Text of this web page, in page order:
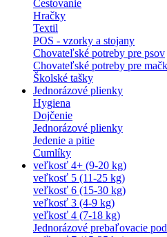
Cestovanie
Hračky
Textil
POS - vzorky a stojany
Chovateľské potreby pre psov
Chovateľské potreby pre
Školské tašky
Jednorázové plienky
Hygiena
Dojčenie
Jednorázové plienky
Jedenie a pitie
Cumlíky
veľkosť 4+ (9-20 kg)
veľkosť 5 (11-25 kg)
veľkosť 6 (15-30 kg)
veľkosť 3 (4-9 kg)
veľkosť 4 (7-18 kg)
Jednorázové prebaľovacie